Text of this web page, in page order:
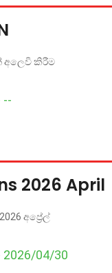
අලෙවි කිරීම
--
2026 April
අප්‍රේල්
2026/04/30